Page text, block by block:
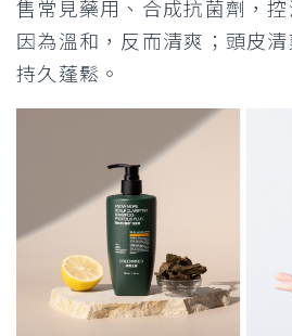
售常見藥用、合成抗菌劑，控
因為溫和，反而清爽；頭皮
持久蓬鬆。